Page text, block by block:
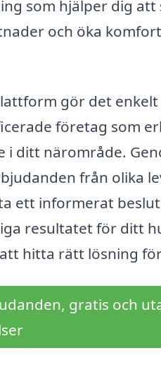
som hjälper dig att
och öka
gör det
företag som
i ditt närområde.
från olika
ett informerat
resultatet för ditt
hitta rätt lösning
gratis och